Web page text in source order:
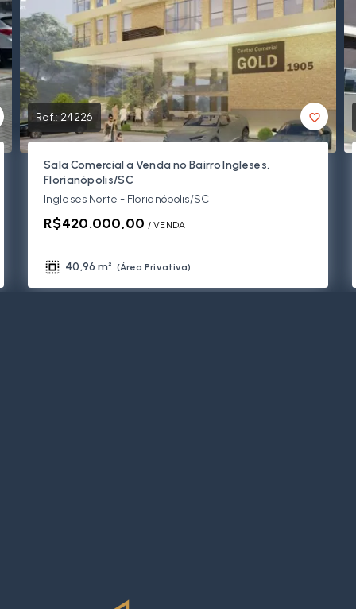
Ref.:24226
Sala Comercial à Venda no Bairro Ingleses,
Florianópolis/SC
Ingleses Norte - Florianópolis/SC
R$420.000,00 / VENDA
40,96 m² (Área Privativa)